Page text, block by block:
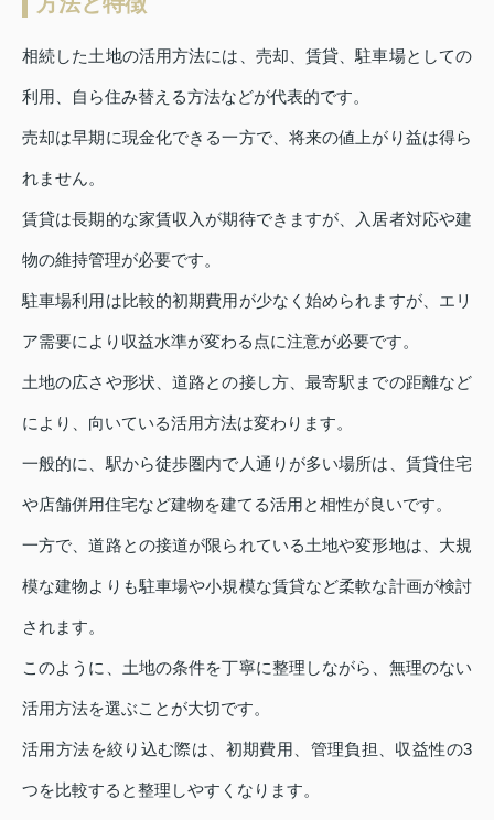
相続した土地の活用方法には、売却、賃貸、駐車場としての
利用、自ら住み替える方法などが代表的です。
売却は早期に現金化できる一方で、将来の値上がり益は得ら
れません。
賃貸は長期的な家賃収入が期待できますが、入居者対応や建
物の維持管理が必要です。
駐車場利用は比較的初期費用が少なく始められますが、エリ
ア需要により収益水準が変わる点に注意が必要です。
土地の広さや形状、道路との接し方、最寄駅までの距離など
により、向いている活用方法は変わります。
一般的に、駅から徒歩圏内で人通りが多い場所は、賃貸住宅
や店舗併用住宅など建物を建てる活用と相性が良いです。
一方で、道路との接道が限られている土地や変形地は、大規
模な建物よりも駐車場や小規模な賃貸など柔軟な計画が検討
されます。
このように、土地の条件を丁寧に整理しながら、無理のない
活用方法を選ぶことが大切です。
活用方法を絞り込む際は、初期費用、管理負担、収益性の3
つを比較すると整理しやすくなります。